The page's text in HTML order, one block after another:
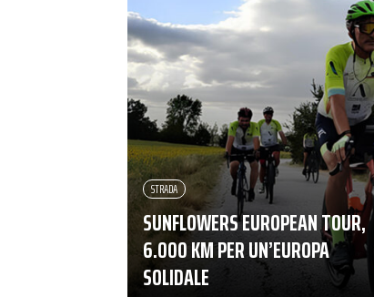
SUNFLOWERS EUROPEAN TOUR,
6.000 KM PER UN’EUROPA
SOLIDALE
STRADA